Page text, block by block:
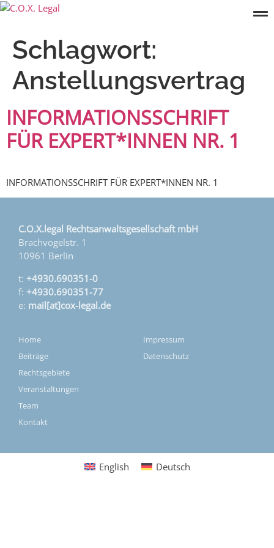
Schlagwort:
Anstellungsvertrag
INFORMATIONSSCHRIFT
FÜR EXPERT*INNEN NR. 1
INFORMATIONSSCHRIFT FÜR EXPERT*INNEN NR. 1
C.O.X.legal Rechtsanwaltsgesellschaft mbH
Brachvogelstr. 1
10961 Berlin
t: +4930.690351-0
f: +4930.690351-77
e: mail[at]cox-legal.de
Home
Beiträge
Rechtsgebiete
Veranstaltungen
Team
Kontakt
Impressum
Datenschutz
English Deutsch